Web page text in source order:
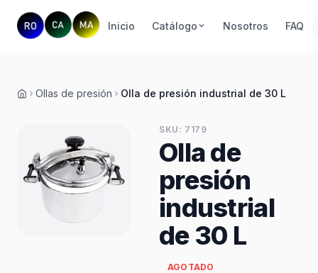
Inicio Catálogo Nosotros FAQ
Inicio
Ollas de presión Olla de presión industrial de 30 L
SKU: 7179
Olla de
presión
industrial
de 30 L
AGOTADO